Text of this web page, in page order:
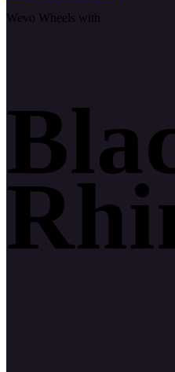
Wevo Wheels with